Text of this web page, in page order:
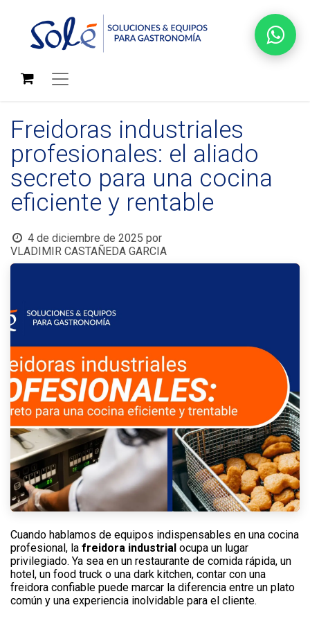
Freidoras industriales
profesionales: el aliado
secreto para una cocina
eficiente y rentable
4 de diciembre de 2025 por
VLADIMIR CASTAÑEDA GARCIA
Cuando hablamos de equipos indispensables en una cocina
profesional, la freidora industrial ocupa un lugar
privilegiado. Ya sea en un restaurante de comida rápida, un
hotel, un food truck o una dark kitchen, contar con una
freidora confiable puede marcar la diferencia entre un plato
común y una experiencia inolvidable para el cliente.